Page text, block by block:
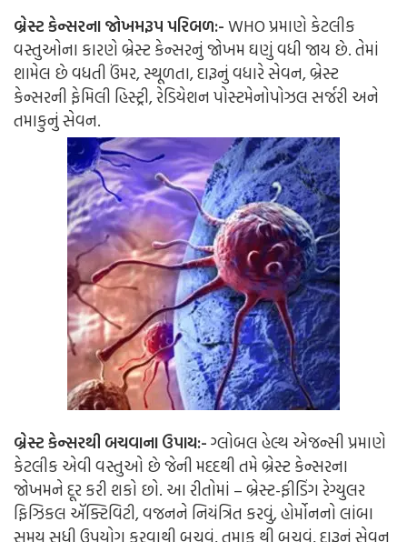
બ્રેસ્ટ કેન્સરના જોખમરૂપ પરિબળ:-WHOપ્રમાણે કેટલીક
વસ્તુઓના કારણે બ્રેસ્ટ કેન્સરનું જોખમ ઘણું વધી જાય છે. તેમાં
શામેલ છે વધતી ઉંમર, સ્થૂળતા, દારૂનું વધારે સેવન, બ્રેસ્ટ
કેન્સરની ફેમિલી હિસ્ટ્રી, રેડિયેશન પોસ્ટમેનોપોઝલ સર્જરી અને
તમાકુનું સેવન.
બ્રેસ્ટ કેન્સરથી બચવાના ઉપાય:-ગ્લોબલ હેલ્થ એજન્સી પ્રમાણે
કેટલીક એવી વસ્તુઓ છે જેની મદદથી તમે બ્રેસ્ટ કેન્સરના
જોખમને દૂર કરી શકો છો. આ રીતોમાં – બ્રેસ્ટ-ફીડિંગ રેગ્યુલર
ફિઝિકલ ઍક્ટિવિટી, વજનને નિયંત્રિત કરવું, હોર્મોનનો લાંબા
સમય સુધી ઉપયોગ કરવાથી બચવું, તમાકુ થી બચવું, દારૂનું સેવન